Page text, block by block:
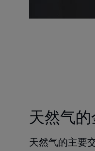
天然气
天然气的主要